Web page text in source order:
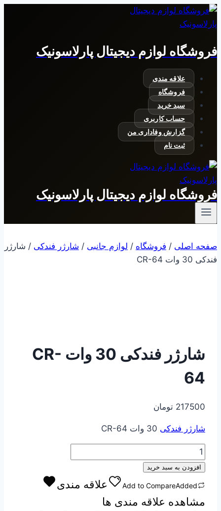
بازگشت
به
فروشگاه لوازم دیجیتال پارلاسونیک
علاقه مندی
فروشگاه
سبد خرید
حساب کاربری
گزارش وفاداری من
ثبت نام
فروشگاه لوازم دیجیتال پارلاسونیک
صفحه اصلی / فروشگاه / لوازم جانبی / شارژر فندکی / شارژر
فندکی 30 وات CR-64
شارژر فندکی 30 وات CR-
64
217500 تومان
شارژر فندکی
شارژر
فندکی
وات
CR-
افزودن به سبد خرید
Add to CompareAdded
علاقه مندی
مشاهده علاقه مندی ها